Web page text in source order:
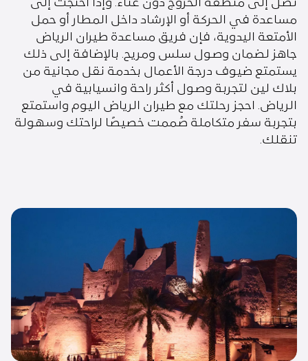
مساعدة في الحركة أو الإرشاد داخل المطار أو حمل
الأمتعة اليدوية، فإن فريق مساعدة طيران الرياض
جاهز لضمان وصول سلس ومريح. بالإضافة إلى ذلك
يستمتع ضيوف درجة الأعمال بخدمة نقل مجانية من
بلاك لين لتجربة وصول أكثر راحة وانسيابية في
الرياض. احجز رحلتك مع طيران الرياض اليوم واستمتع
بتجربة سفر متكاملة صُممت خصيصًا لراحتك وسهولة
تنقلك.